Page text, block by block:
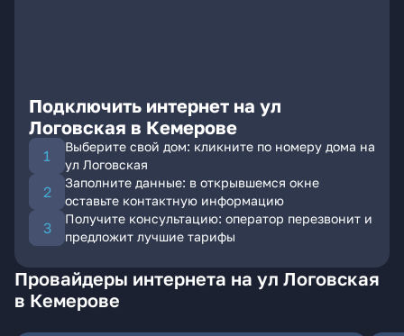
Подключить интернет на ул
Логовская в Кемерове
Выберите свой дом: кликните по номеру дома на
ул Логовская
Заполните данные: в открывшемся окне
оставьте контактную информацию
Получите консультацию: оператор перезвонит и
предложит лучшие тарифы
Провайдеры интернета на ул Логовская
в Кемерове